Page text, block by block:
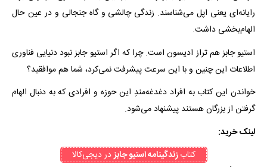
رایانه‌ای یعنی اپل می‌شناسند. زندگی چالشی و گاه جنجالی و در عین حال
الهام‌بخشی داشت.
استیو جابز هم تراز ادیسون است. چرا که اگر استیو جابز نبود دنیایی فناوری
اطلاعات این چنین و با این سرعت پیشرفت نمی‌کرد، شما هم موافقید؟
خواندن این کتاب به افراد دغدغه‌مندِ این حوزه و افرادی که به دنبال الهام
گرفتن از بزرگان هستند پیشنهاد می‌شود.
لینک خرید:
کتابزندگینامه‌ استیو جابزدر دیجی‌کالا